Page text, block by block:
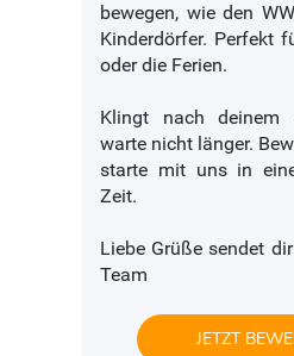
bewegen, wie den
Kinderdörfer. Perfekt
oder die Ferien.
Klingt nach deinem
warte nicht länger.
starte mit uns in
Zeit.
Liebe Grüße sendet
Team
JETZT